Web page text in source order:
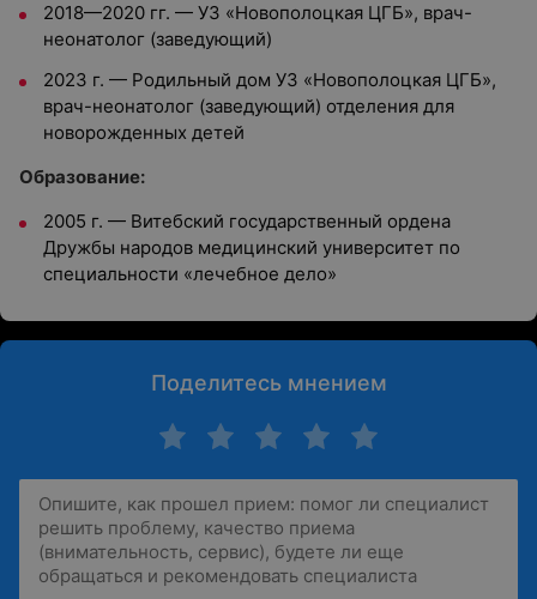
2018—2020 гг. — УЗ «Новополоцкая ЦГБ», врач-
неонатолог (заведующий)
2023 г. — Родильный дом УЗ «Новополоцкая ЦГБ»,
врач-неонатолог (заведующий) отделения для
новорожденных детей
Oбразование:
2005 г. — Витебский государственный ордена
Дружбы народов медицинский университет по
специальности «лечебное дело»
Поделитесь мнением